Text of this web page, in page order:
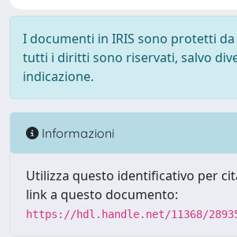
I documenti in IRIS sono protetti
tutti i diritti sono riservati, salvo
indicazione.
Informazioni
Utilizza questo identificativo per
link a questo documento:
https://hdl.handle.net/11368/